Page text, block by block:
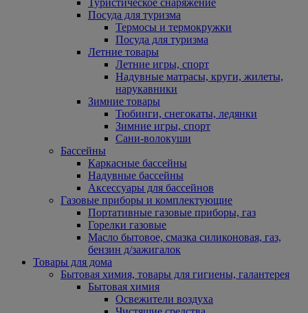
Туристическое снаряжение
Посуда для туризма
Термосы и термокружки
Посуда для туризма
Летние товары
Летние игры, спорт
Надувные матрасы, круги, жилеты,
нарукавники
Зимние товары
Тюбинги, снегокаты, ледянки
Зимние игры, спорт
Сани-волокуши
Бассейны
Каркасные бассейны
Надувные бассейны
Аксессуары для бассейнов
Газовые приборы и комплектующие
Портативные газовые приборы, газ
Горелки газовые
Масло бытовое, смазка силиконовая, газ,
бензин д/зажигалок
Товары для дома
Бытовая химия, товары для гигиены, галантерея
Бытовая химия
Освежители воздуха